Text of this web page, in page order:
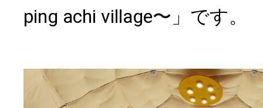
ping achi village〜」です。